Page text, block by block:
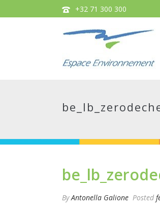
+32 71 300 300
ByAntonella Galione Posted